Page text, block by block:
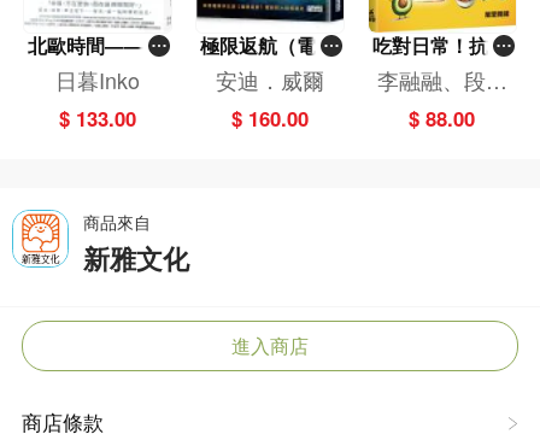
北歐時間——世
界第一幸福國度
教會我的事
日暮Inko
$ 133.00
極限返航（電影
書衣典藏版）
（獨家收錄作者
訪談）
安迪．威爾
$ 160.00
吃對日常！抗炎
減糖飲食法
李融融、段佳
麗,黃梨煜、顧
凱辰
$ 88.00
商品來自
新雅文化
進入商店
商店條款